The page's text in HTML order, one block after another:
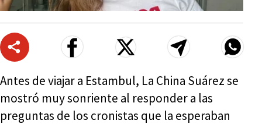
Antes de viajar a Estambul, La China Suárez se
mostró muy sonriente al responder a las
preguntas de los cronistas que la esperaban